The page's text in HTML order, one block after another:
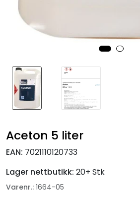
Aceton 5 liter
EAN: 7021110120733
Lager nettbutikk: 20+ Stk
Varenr.: 1664-05